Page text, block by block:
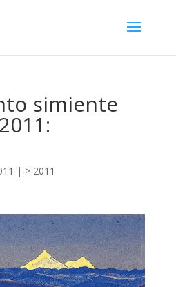
simiente
| > 2011